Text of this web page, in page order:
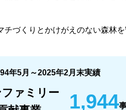
づくりとかけがえのない森林
年5月～2025年2月末実績
ァミリー
1,944